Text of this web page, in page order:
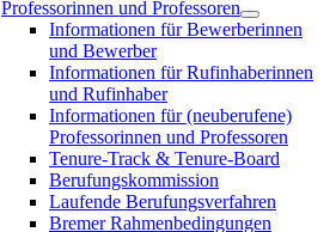
Professorinnen und Professoren
Informationen für Bewerberinnen
und Bewerber
Informationen für Rufinhaberinnen
und Rufinhaber
Informationen für (neuberufene)
Professorinnen und Professoren
Tenure-Track & Tenure-Board
Berufungskommission
Laufende Berufungsverfahren
Bremer Rahmenbedingungen